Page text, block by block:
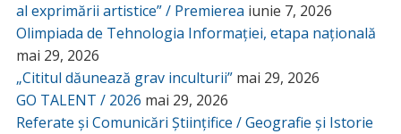
al exprimării artistice” / Premierea iunie 7, 2026
Olimpiada de Tehnologia Informației, etapa națională
mai 29, 2026
„Cititul dăunează grav inculturii” mai 29, 2026
GO TALENT / 2026 mai 29, 2026
Referate și Comunicări Științifice / Geografie și Istorie